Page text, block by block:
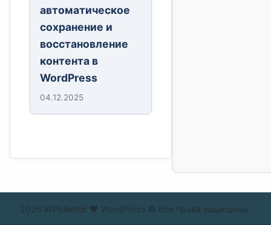
автоматическое
сохранение и
восстановление
контента в
WordPress
04.12.2025
2026 WPMentor ❤ WordPress © Все права защищены.